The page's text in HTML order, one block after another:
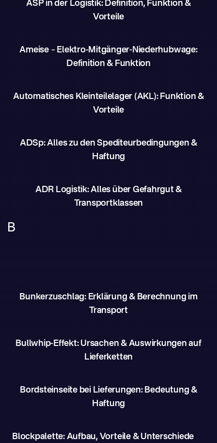
ASP in der Logistik: Definition, Funktion &
Vorteile
Ameise – Elektro-Mitgänger-Niederhubwage:
Definition & Funktion
Automatisches Kleinteilelager (AKL): Funktion &
Vorteile
ADSp: Alles zu den Spediteurbedingungen &
Haftung
ADR Logistik: Alles über Gefahrgut &
Transportklassen
B
Bunkerzuschlag: Erklärung & Berechnung im
Transport
Bullwhip-Effekt: Ursachen & Auswirkungen auf
Lieferketten
Bordsteinseite bei Lieferungen: Bedeutung &
Haftung
Blockpalette: Aufbau, Vorteile & Unterschiede